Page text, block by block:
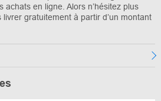
achats en ligne. Alors n’hésitez plus
gratuitement à partir d’un montant